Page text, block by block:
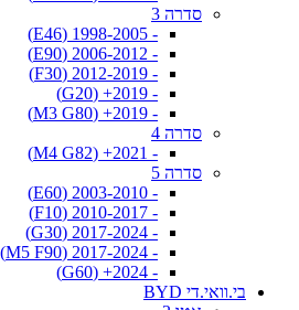
סדרה 3
- 1998-2005 (E46)
- 2006-2012 (E90)
- 2012-2019 (F30)
- 2019+ (G20)
- 2019+ (M3 G80)
סדרה 4
- 2021+ (M4 G82)
סדרה 5
- 2003-2010 (E60)
- 2010-2017 (F10)
- 2017-2024 (G30)
- 2017-2024 (M5 F90)
- 2024+ (G60)
בי.וואי.די BYD